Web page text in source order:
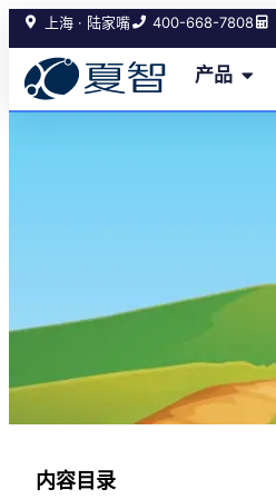
上海 · 陆家嘴 400-668-7808
产品
内容目录